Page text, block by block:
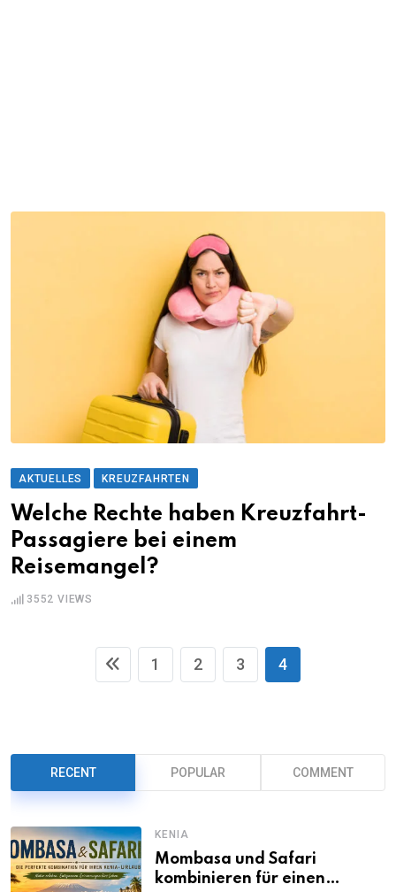
AKTUELLES KREUZFAHRTEN
Welche Rechte haben Kreuzfahrt-
Passagiere bei einem
Reisemangel?
3552 VIEWS
1 2 3 4
RECENT POPULAR COMMENT
KENIA
Mombasa und Safari
kombinieren für einen